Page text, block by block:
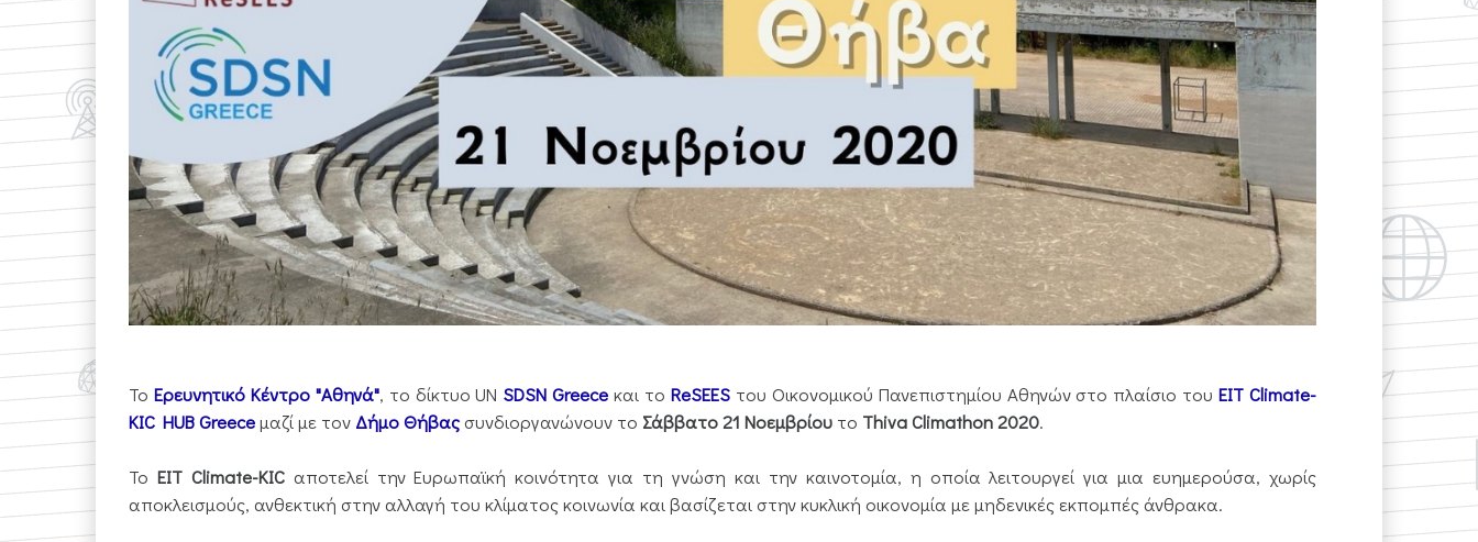
Το Ερευνητικό Κέντρο "Αθηνά", το δίκτυο UN SDSN Greece και το ReSEESτου Οικονομικού Πανεπιστημίου Αθηνών στο πλαίσιο τουEIT Climate-
KIC HUB Greeceμαζί με τον Δήμο Θήβαςσυνδιοργανώνουν το Σάββατο 21 Νοεμβρίου το Thiva Climathon 2020.
Το EIT Climate-KICαποτελεί την Ευρωπαϊκή κοινότητα για τη γνώση και την καινοτομία, η οποία λειτουργεί για μια ευημερούσα, χωρίς
αποκλεισμούς, ανθεκτική στην αλλαγή του κλίματος κοινωνία και βασίζεται στην κυκλική οικονομία με μηδενικές εκπομπές άνθρακα.